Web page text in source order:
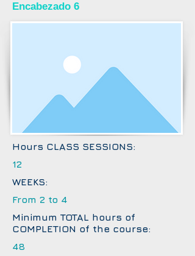
Encabezado 6
Hours CLASS SESSIONS:
12
WEEKS:
From 2 to 4
Minimum TOTAL hours of
COMPLETION of the course:
48